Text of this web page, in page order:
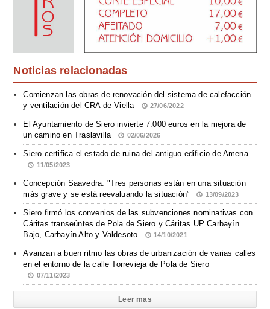
Noticias relacionadas
Comienzan las obras de renovación del sistema de calefacción
y ventilación del CRA de Viella
27/06/2022
El Ayuntamiento de Siero invierte 7.000 euros en la mejora de
un camino en Traslavilla
02/06/2026
Siero certifica el estado de ruina del antiguo edificio de Amena
11/05/2023
Concepción Saavedra: "Tres personas están en una situación
más grave y se está reevaluando la situación”
13/09/2023
Siero firmó los convenios de las subvenciones nominativas con
Cáritas transeúntes de Pola de Siero y Cáritas UP Carbayín
Bajo, Carbayín Alto y Valdesoto
14/10/2021
Avanzan a buen ritmo las obras de urbanización de varias calles
en el entorno de la calle Torrevieja de Pola de Siero
07/11/2023
Leer mas